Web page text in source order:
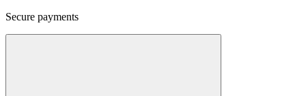
Secure payments